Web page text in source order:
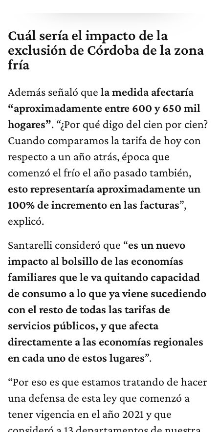
Cuál sería el impacto de la
exclusión de Córdoba de la zona
fría
Además señaló que la medida afectaría
“aproximadamente entre 600 y 650 mil
hogares”. “¿Por qué digo del cien por cien?
Cuando comparamos la tarifa de hoy con
respecto a un año atrás, época que
comenzó el frío el año pasado también,
esto representaría aproximadamente un
100% de incremento en las facturas”,
explicó.
Santarelli consideró que “es un nuevo
impacto al bolsillo de las economías
familiares que le va quitando capacidad
de consumo a lo que ya viene sucediendo
con el resto de todas las tarifas de
servicios públicos, y que afecta
directamente a las economías regionales
en cada uno de estos lugares”.
“Por eso es que estamos tratando de hacer
una defensa de esta ley que comenzó a
tener vigencia en el año 2021 y que